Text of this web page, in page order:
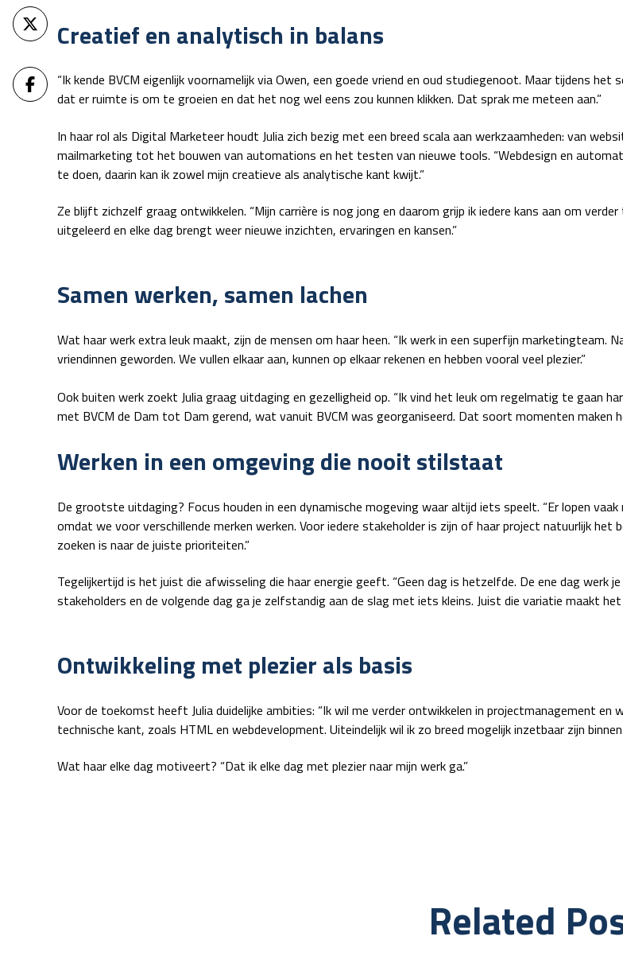
Creatief en analytisch in balans
“Ik kende BVCM eigenlijk voornamelijk via Owen, een goede vriend en oud studiegenoot. Maar tijdens het
dat er ruimte is om te groeien en dat het nog wel eens zou kunnen klikken. Dat sprak me meteen aan.”
In haar rol als Digital Marketeer houdt Julia zich bezig met een breed scala aan werkzaamheden: van
mailmarketing tot het bouwen van automations en het testen van nieuwe tools. “Webdesign en
te doen, daarin kan ik zowel mijn creatieve als analytische kant kwijt.”
Ze blijft zichzelf graag ontwikkelen. “Mijn carrière is nog jong en daarom grijp ik iedere kans aan om
uitgeleerd en elke dag brengt weer nieuwe inzichten, ervaringen en kansen.”
Samen werken, samen lachen
Wat haar werk extra leuk maakt, zijn de mensen om haar heen. “Ik werk in een superfijn marketingteam.
vriendinnen geworden. We vullen elkaar aan, kunnen op elkaar rekenen en hebben vooral veel plezier.”
Ook buiten werk zoekt Julia graag uitdaging en gezelligheid op. “Ik vind het leuk om regelmatig te gaan
met BVCM de Dam tot Dam gerend, wat vanuit BVCM was georganiseerd. Dat soort momenten maken
Werken in een omgeving die nooit stilstaat
De grootste uitdaging? Focus houden in een dynamische mogeving waar altijd iets speelt. “Er lopen
omdat we voor verschillende merken werken. Voor iedere stakeholder is zijn of haar project natuurlijk het
zoeken is naar de juiste prioriteiten.”
Tegelijkertijd is het juist die afwisseling die haar energie geeft. “Geen dag is hetzelfde. De ene dag werk
stakeholders en de volgende dag ga je zelfstandig aan de slag met iets kleins. Juist die variatie maakt het
Ontwikkeling met plezier als basis
Voor de toekomst heeft Julia duidelijke ambities: “Ik wil me verder ontwikkelen in projectmanagement en
technische kant, zoals HTML en webdevelopment. Uiteindelijk wil ik zo breed mogelijk inzetbaar zijn
Wat haar elke dag motiveert? “Dat ik elke dag met plezier naar mijn werk ga.”
Related